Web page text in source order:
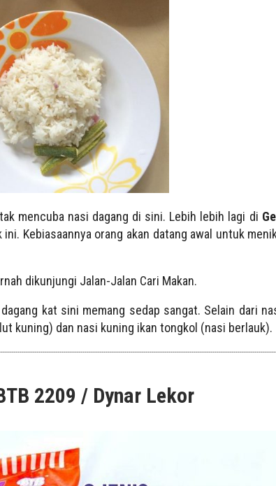
mencuba nasi dagang di sini. Lebih lebih lagi di
Kebiasaannya orang akan datang awal untuk
dikunjungi Jalan-Jalan Cari Makan.
kat sini memang sedap sangat. Selain dari
kuning) dan nasi kuning ikan tongkol (nasi berlauk).
2209 / Dynar Lekor